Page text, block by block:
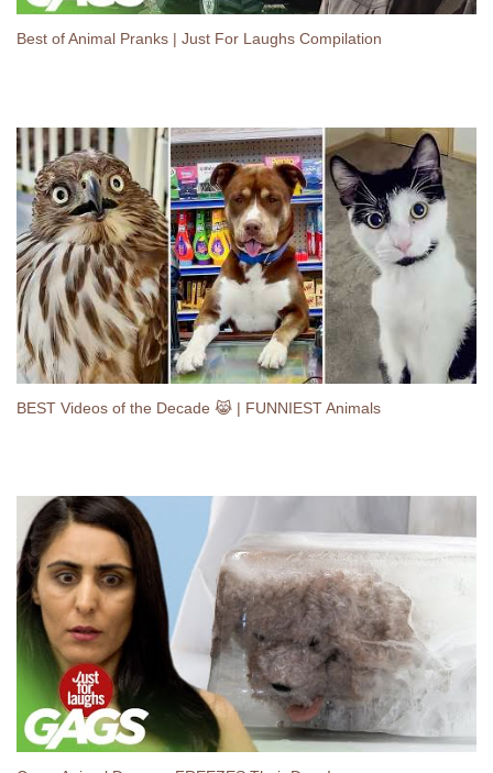
Best of Animal Pranks | Just For Laughs Compilation
BEST Videos of the Decade 😹 | FUNNIEST Animals